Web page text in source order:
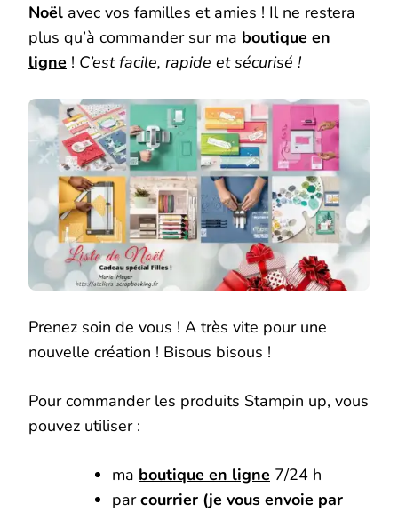
Noël avec vos familles et amies ! Il ne restera
plus qu’à commander sur ma boutique en
ligne ! C’est facile, rapide et sécurisé !
Prenez soin de vous ! A très vite pour une
nouvelle création ! Bisous bisous !
Pour commander les produits Stampin up, vous
pouvez utiliser :
ma boutique en ligne 7/24 h
parcourrier (je vous envoie par